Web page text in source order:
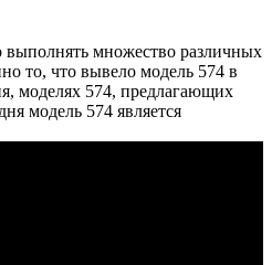
выполнять множество различных
то, что вывело модель 574 в
моделях 574, предлагающих
модель 574 является